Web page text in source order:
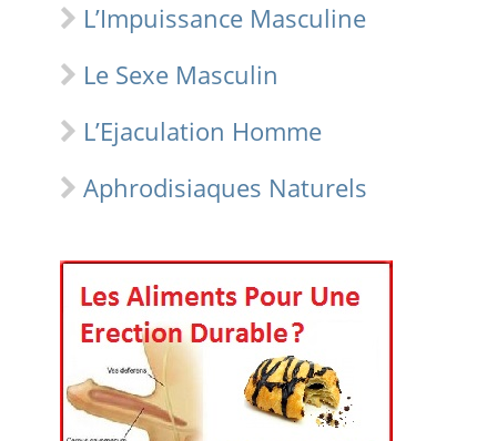
L’Impuissance Masculine
Le Sexe Masculin
L’Ejaculation Homme
Aphrodisiaques Naturels